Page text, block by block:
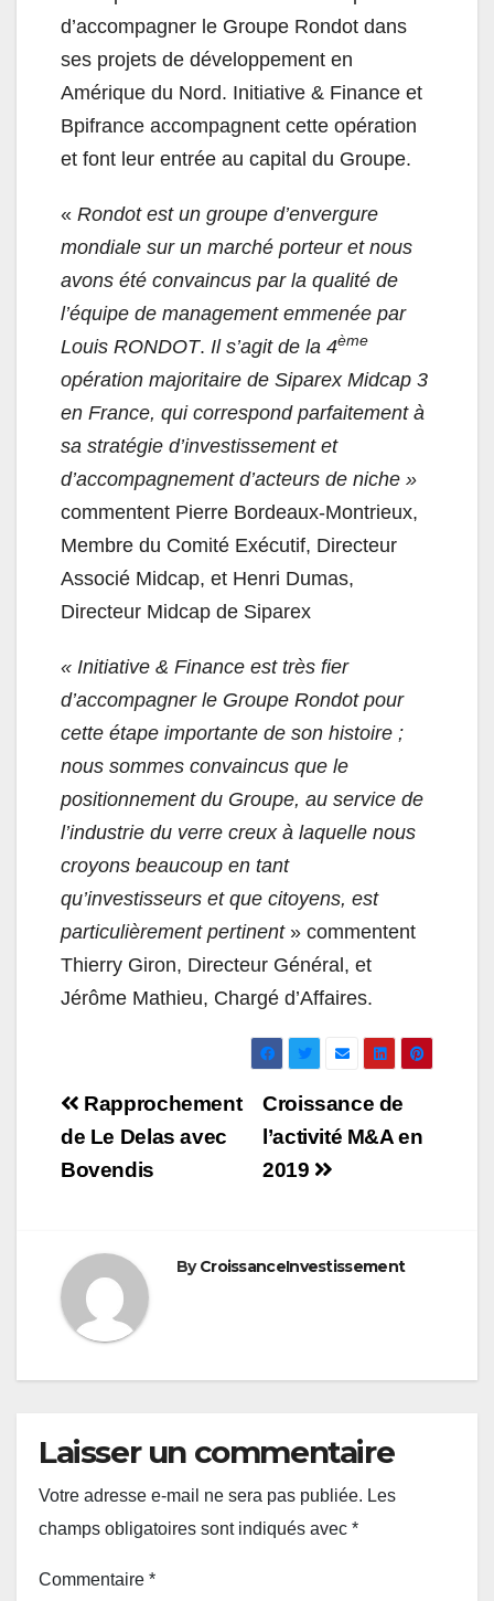
d’accompagner le Groupe Rondot dans
ses projets de développement en
Amérique du Nord. Initiative & Finance et
Bpifrance accompagnent cette opération
et font leur entrée au capital du Groupe.
« Rondot est un groupe d’envergure
mondiale sur un marché porteur et nous
avons été convaincus par la qualité de
l’équipe de management emmenée par
Louis RONDOT. Il s’agit de la 4ème
opération majoritaire de Siparex Midcap 3
en France, qui correspond parfaitement à
sa stratégie d’investissement et
d’accompagnement d’acteurs de niche »
commentent Pierre Bordeaux-Montrieux,
Membre du Comité Exécutif, Directeur
Associé Midcap, et Henri Dumas,
Directeur Midcap de Siparex
« Initiative & Finance est très fier
d’accompagner le Groupe Rondot pour
cette étape importante de son histoire ;
nous sommes convaincus que le
positionnement du Groupe, au service de
l’industrie du verre creux à laquelle nous
croyons beaucoup en tant
qu’investisseurs et que citoyens, est
particulièrement pertinent» commentent
Thierry Giron, Directeur Général, et
Jérôme Mathieu, Chargé d’Affaires.
Navigation
de
l’article
Croissance de
l’activité M&A en
2019
Rapprochement
de Le Delas avec
Bovendis
ByCroissanceInvestissement
Laisser un commentaire
Votre adresse e-mail ne sera pas publiée. Les
champs obligatoires sont indiqués avec *
Commentaire *